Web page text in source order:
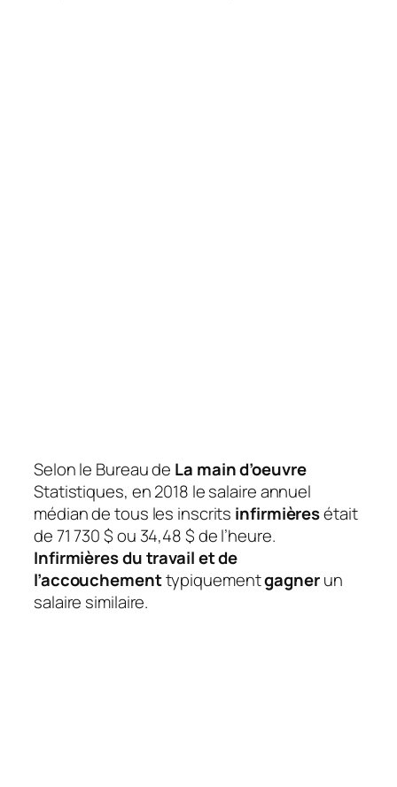
Selon le Bureau de La main d’oeuvre
Statistiques, en 2018 le salaire annuel
médian de tous les inscrits infirmièresétait
de 71 730 $ ou 34,48 $ de l’heure.
Infirmières du travail et de
l’accouchementtypiquementgagnerun
salaire similaire.